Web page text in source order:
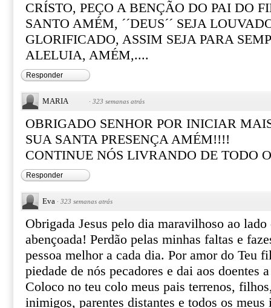
CRÍSTO, PEÇO A BENÇÃO DO PAI DO
SANTO AMÉM, ´´DEUS´´ SEJA
GLORIFICADO, ASSIM SEJA PARA
ALELUIA, AMÉM,....
Responder
MARIA · 323 semanas atrás
OBRIGADO SENHOR POR INICIAR
SUA SANTA PRESENÇA AMÉM!!!!
CONTINUE NÓS LIVRANDO DE TODO
Responder
Eva · 323 semanas atrás
Obrigada Jesus pelo dia maravilhoso ao
abençoada! Perdão pelas minhas faltas e
pessoa melhor a cada dia. Por amor do Teu
piedade de nós pecadores e dai aos doentes
Coloco no teu colo meus pais terrenos,
inimigos, parentes distantes e todos os meus